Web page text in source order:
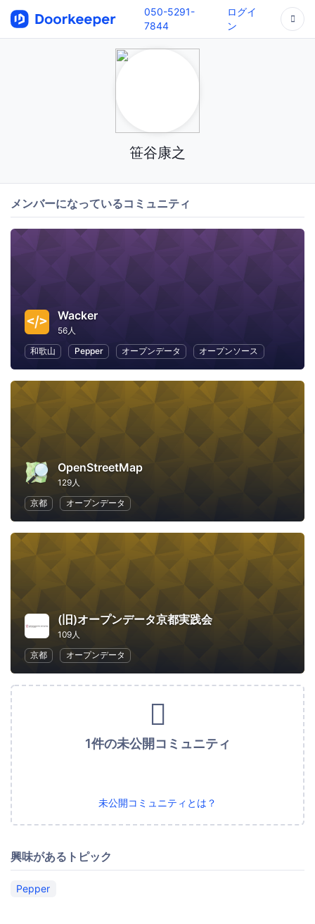
050-5291-
7844
ログイ
ン
笹谷康之
メンバーになっているコミュニティ
Wacker
56人
和歌山
Pepper オープンデータ オープンソース
OpenStreetMap
129人
京都
オープンデータ
(旧)オープンデータ京都実践会
109人
京都
オープンデータ
1件の未公開コミュニティ
未公開コミュニティとは？
興味があるトピック
Pepper